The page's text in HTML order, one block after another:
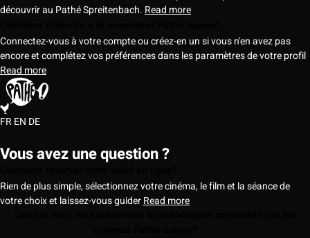
découvrir au Pathé Spreitenbach. Read more
Connectez-vous à votre compte ou créez-en un si vous n'en avez pas
encore et complétez vos préférences dans les paramètres de votre profil
Read more
FREN DE
Vous avez une question ?
Rien de plus simple, sélectionnez votre cinéma, le film et la séance de
votre choix et laissez-vous guiderRead more